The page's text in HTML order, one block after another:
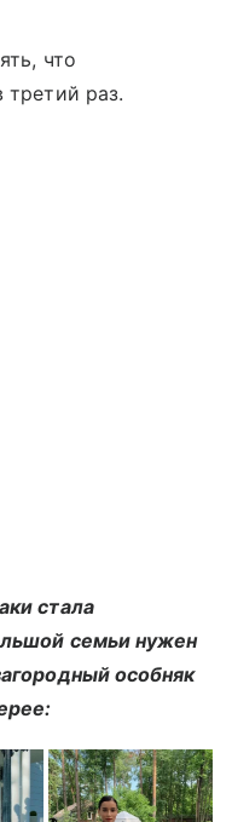
что
третий раз.
стала
семьи нужен
особняк